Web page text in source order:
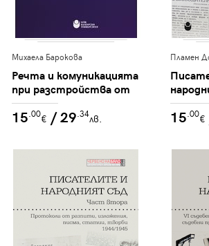
Михаела Барокова
Речта и комуникацията
при разстройства от
аутистичен спектър
15 .00€ / 29 .34лв.
Пламен
:
15 .00€